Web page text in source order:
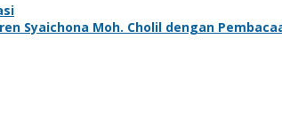
Syaichona Moh. Cholil dengan